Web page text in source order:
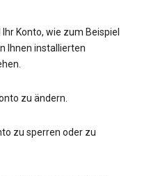
Konto, wie zum Beispiel
Ihnen installierten
zu ändern.
zu sperren oder zu